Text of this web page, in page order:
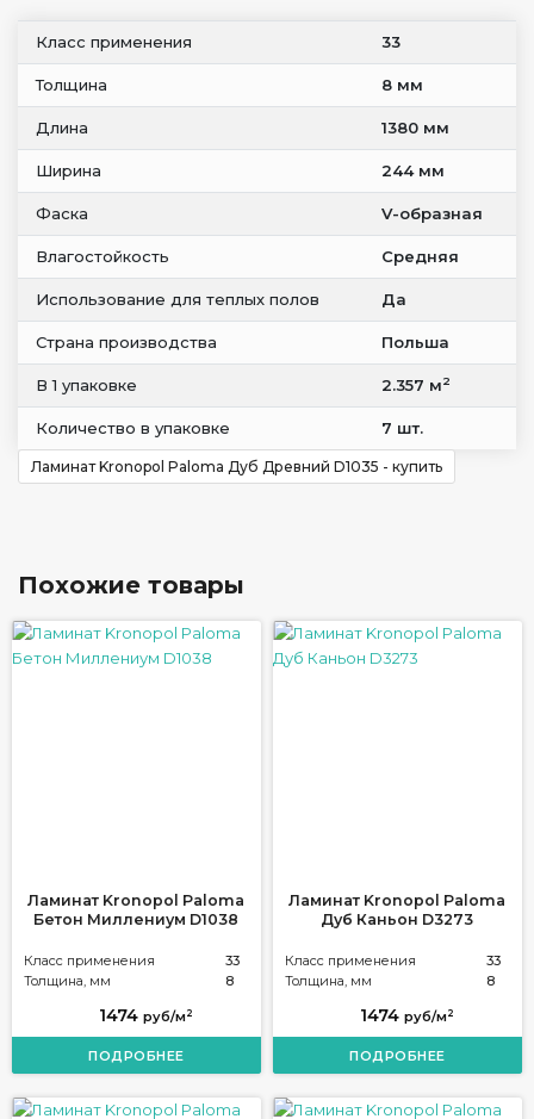
Класс применения 33
Толщина 8 мм
Длина 1380 мм
Ширина 244 мм
Фаска V-образная
Влагостойкость Средняя
Использование для теплых полов Да
Страна производства Польша
В 1 упаковке 2.357 м2
Количество в упаковке 7 шт.
Ламинат Kronopol Paloma Дуб Древний D1035 - купить
Похожие товары
Ламинат Kronopol Paloma
Бетон Миллениум D1038
Класс применения
33
Толщина, мм
8
1474 руб/м 2
ПОДРОБНЕЕ
Ламинат Kronopol Paloma
Дуб Каньон D3273
Класс применения
33
Толщина, мм
8
1474 руб/м 2
ПОДРОБНЕЕ